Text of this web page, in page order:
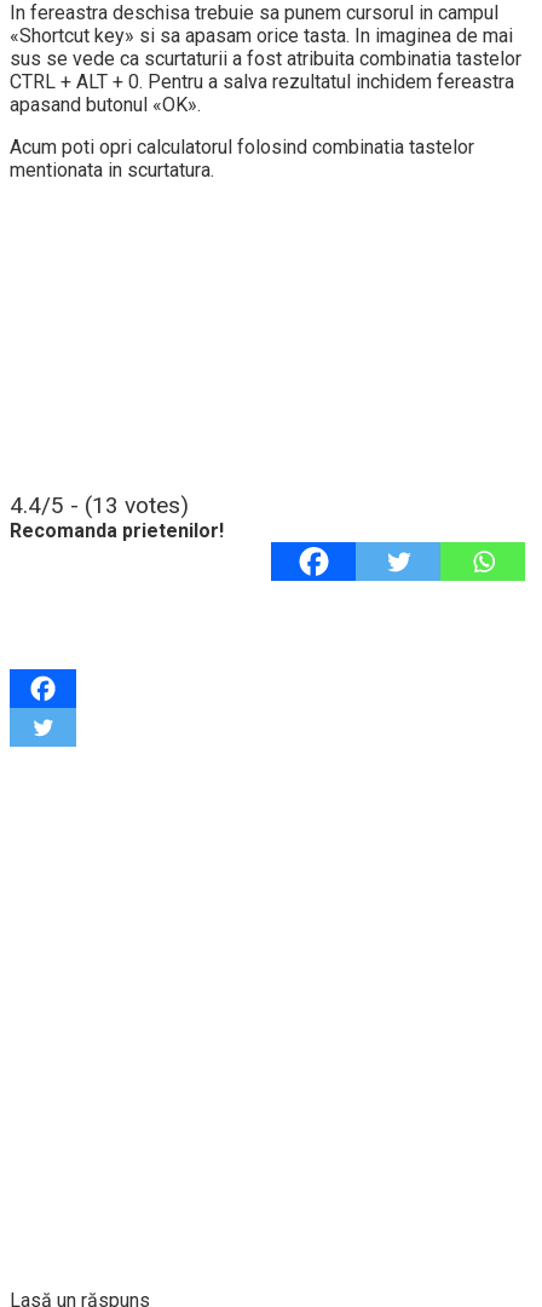
In fereastra deschisa trebuie sa punem cursorul in campul
«Shortcut key» si sa apasam orice tasta. In imaginea de mai
sus se vede ca scurtaturii a fost atribuita combinatia tastelor
CTRL + ALT + 0. Pentru a salva rezultatul inchidem fereastra
apasand butonul «OK».
Acum poti opri calculatorul folosind combinatia tastelor
mentionata in scurtatura.
4.4/5 - (13 votes)
Recomanda prietenilor!
Lasă un răspuns